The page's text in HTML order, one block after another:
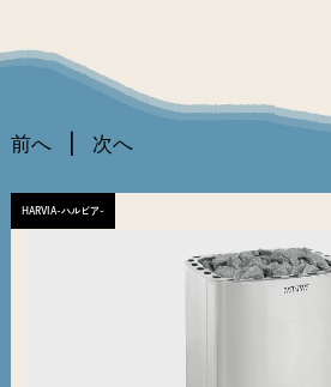
前へ 次へ
HARVIA-ハルビア-